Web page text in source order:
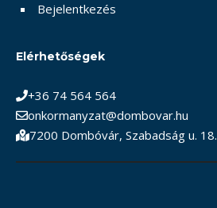
Bejelentkezés
Elérhetőségek
+36 74 564 564
onkormanyzat@dombovar.hu
7200 Dombóvár, Szabadság u. 18.